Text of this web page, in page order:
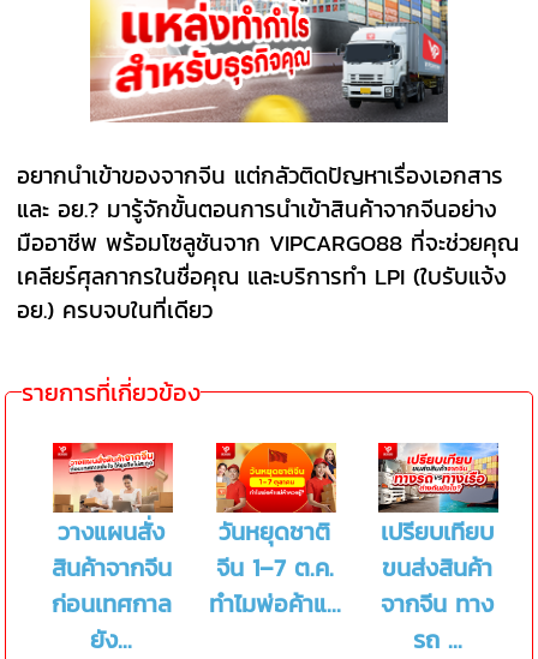
อยากนำเข้าของจากจีน แต่กลัวติดปัญหาเรื่องเอกสาร
และ อย.? มารู้จักขั้นตอนการนำเข้าสินค้าจากจีนอย่าง
มืออาชีพ พร้อมโซลูชันจาก VIPCARGO88 ที่จะช่วยคุณ
เคลียร์ศุลกากรในชื่อคุณ และบริการทำ LPI (ใบรับแจ้ง
อย.) ครบจบในที่เดียว
รายการที่เกี่ยวข้อง
วางแผนสั่ง
สินค้าจากจีน
ก่อนเทศกาล
ยัง...
วันหยุดชาติ
จีน 1–7 ต.ค.
ทำไมพ่อค้าแ...
เปรียบเทียบ
ขนส่งสินค้า
จากจีน ทาง
รถ ...